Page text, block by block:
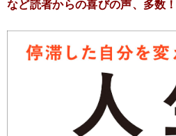
など読者からの喜びの声、多数！